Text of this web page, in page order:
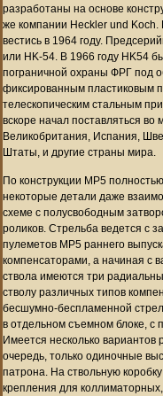
разработаны на основе
же компании Heckler und Koch.
вестись в 1964 году.
или HK-54. В 1966 году HK54
пограничной охраны ФРГ под
фиксированным пластиковым
телескопическим стальным
вскоре начал поставляться
Великобритания, Испания,
Штаты, и другие страны мира.
По конструкции MP5
некоторые детали даже
схеме с полусвободным
роликов. Стрельба ведется с
пулеметов MP5 раннего
компенсаторами, а начиная с
ствола имеются три
стволу различных типов
бесшумно-беспламенной
в отдельном съемном блоке, с
Имеется несколько
очередь, только одиночные
патрона. На ствольную
крепления для